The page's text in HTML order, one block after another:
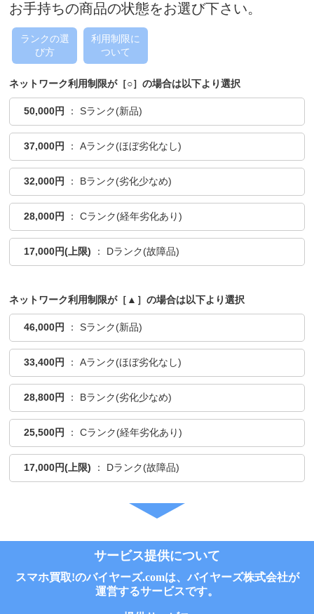
お手持ちの商品の状態をお選び下さい。
ランクの選
び方
利用制限に
ついて
ネットワーク利用制限が［○］の場合は以下より選択
50,000円 ： Sランク(新品)
37,000円 ： Aランク(ほぼ劣化なし)
32,000円 ： Bランク(劣化少なめ)
28,000円 ： Cランク(経年劣化あり)
17,000円(上限) ： Dランク(故障品)
ネットワーク利用制限が［▲］の場合は以下より選択
46,000円 ： Sランク(新品)
33,400円 ： Aランク(ほぼ劣化なし)
28,800円 ： Bランク(劣化少なめ)
25,500円 ： Cランク(経年劣化あり)
17,000円(上限) ： Dランク(故障品)
サービス提供について
スマホ買取!のバイヤーズ.comは、バイヤーズ株式会社が
運営するサービスです。